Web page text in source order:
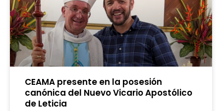
CEAMA presente en la posesión
canónica del Nuevo Vicario Apostólico
de Leticia